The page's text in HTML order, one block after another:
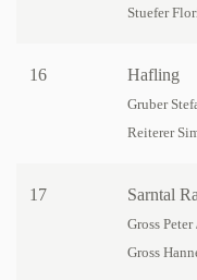
Stuefer
16 Hafling
Gruber
Reiterer
17 Sarntal
Gross
Gross